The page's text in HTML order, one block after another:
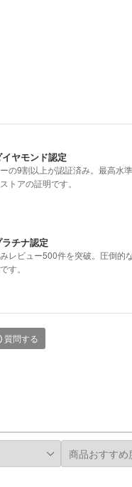
ヤモンド認定
の9割以上が認証済み。最高水
トアの証明です。
チナ認定
レビュー500件を突破。圧倒的
す。
質問する